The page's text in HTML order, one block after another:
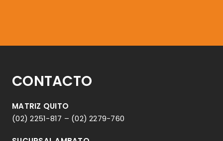
CONTACTO
MATRIZ QUITO
(02) 2251-817 – (02) 2279-760